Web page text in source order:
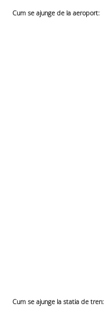
Cum se ajunge de la aeroport:​
Cum se ajunge la statia de tren:​